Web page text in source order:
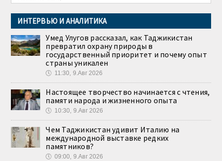
ИНТЕРВЬЮ И АНАЛИТИКА
Умед Улугов рассказал, как Таджикистан
превратил охрану природы в
государственный приоритет и почему опыт
страны уникален
🕔 11:30, 9.Авг 2026
Настоящее творчество начинается с чтения,
памяти народа и жизненного опыта
🕔 10:30, 9.Авг 2026
Чем Таджикистан удивит Италию на
международной выставке редких
памятников?
🕔 09:00, 9.Авг 2026